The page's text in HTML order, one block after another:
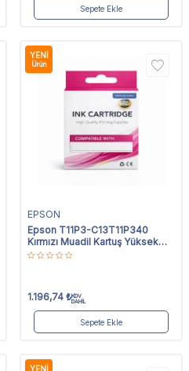
Sepete Ekle
YENI
Ürün
EPSON
Epson T11P3-C13T11P340
Kırmızı Muadil Kartuş Yüksek
Kapasiteli
1.196,74 ₺KDV
DAHİL
Sepete Ekle
YENI